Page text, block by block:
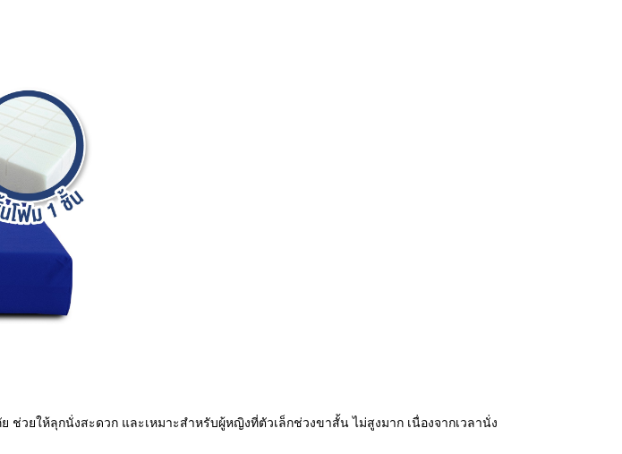
ช่วยให้ลุกนั่งสะดวก และเหมาะสำหรับผู้หญิงที่ตัวเล็กช่วงขาสั้น ไม่สูงมาก เนื่องจากเวลานั่ง